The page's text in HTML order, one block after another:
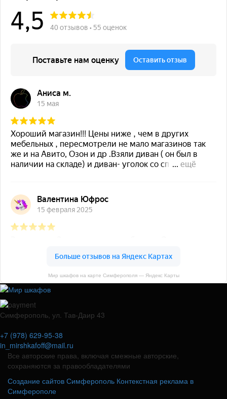
Мир шкафов на карте Симферополя — Яндекс Карты
Симферополь, ул. Тав-Даир 43
+7 (978) 629-95-38
in_mirshkafoff@mail.ru
Все авторские права, включая смежные авторские,
сохраняются за правообладателями
Создание сайтов Симферополь Контекстная реклама в
Симферополе